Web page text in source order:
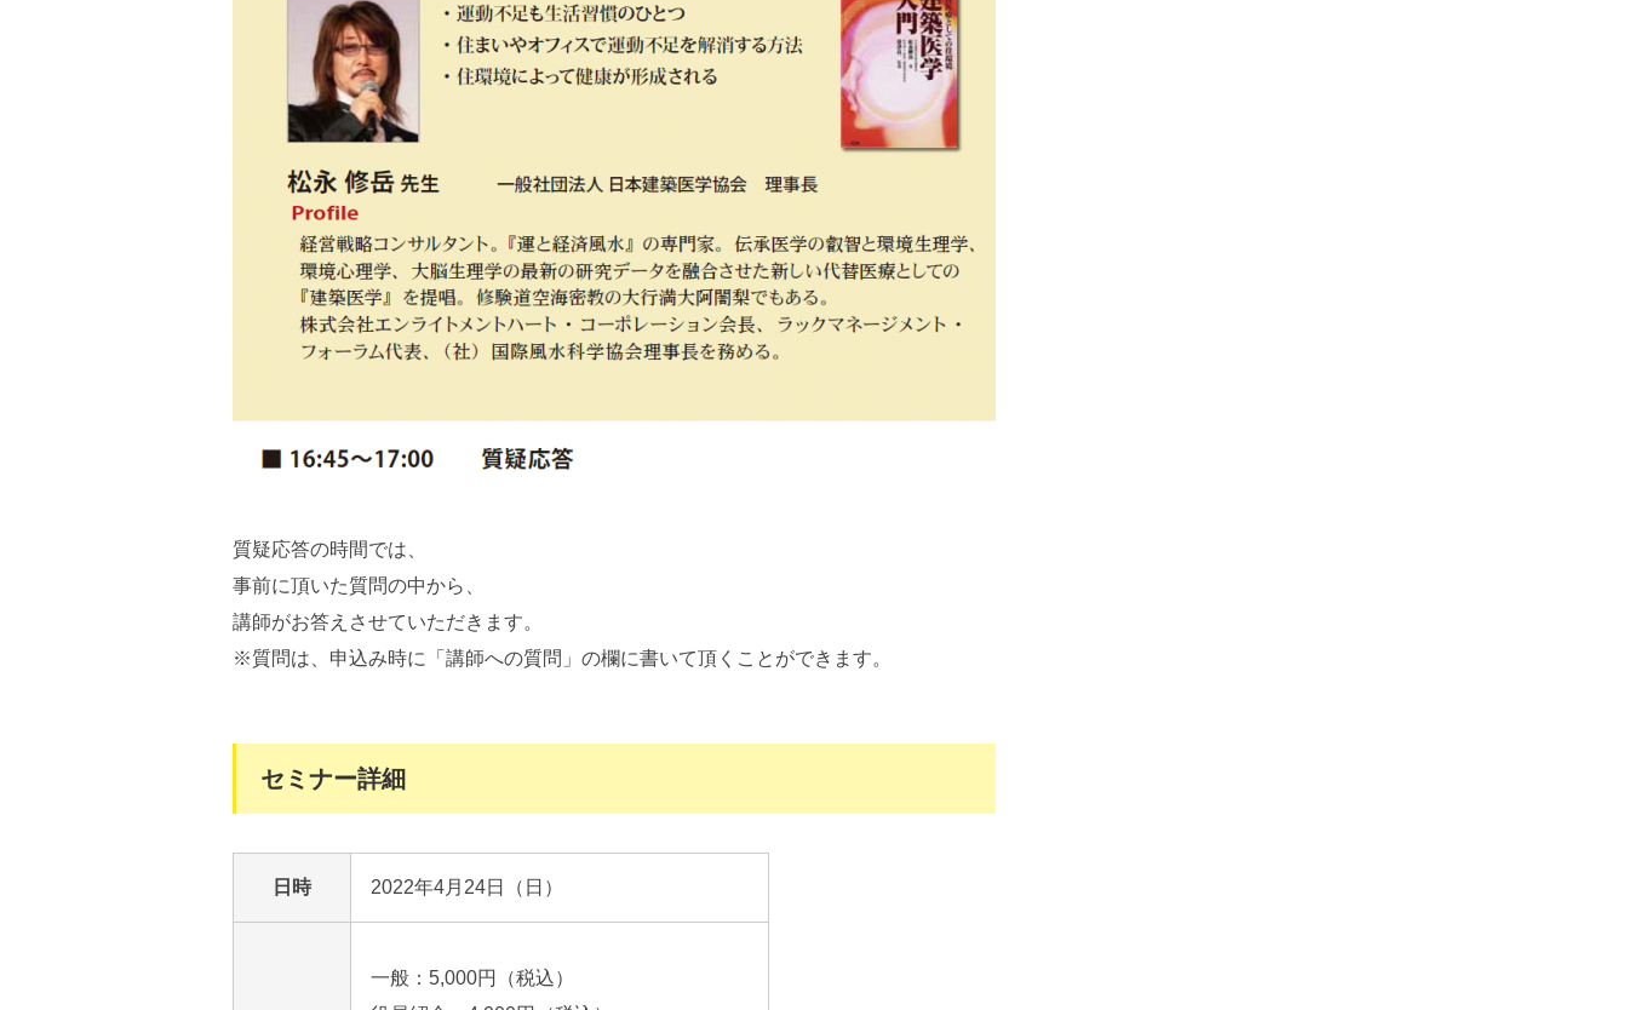
質疑応答の時間では、
事前に頂いた質問の中から、
講師がお答えさせていただきます。
※質問は、申込み時に「講師への質問」の欄に書いて頂くことができます。
セミナー詳細
日時 2022年4月24日（日）
一般：5,000円（税込）